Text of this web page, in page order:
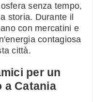
senza tempo,
storia. Durante il
con mercatini e
contagiosa
città.
per un
a Catania